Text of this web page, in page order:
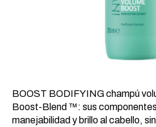
BOOST BODIFYING champú
Boost-Blend ™: sus
manejabilidad y brillo al cabello,